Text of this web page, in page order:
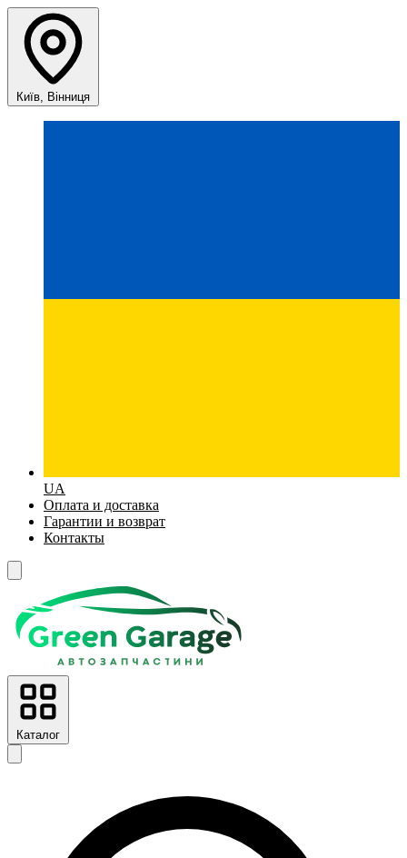
Київ, Вінниця
UA
Оплата и доставка
Гарантии и возврат
Контакты
Каталог